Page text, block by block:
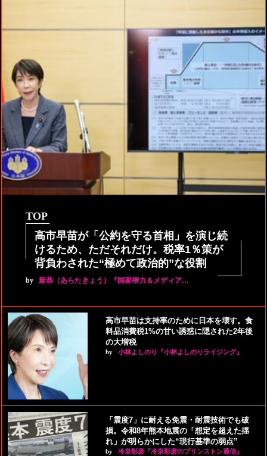
TOP
高市早苗が「公約を守る首相」を演じ続
けるため、ただそれだけ。税率1％策が
背負わされた“極めて政治的”な役割
by 新恭（あらたきょう）『国家権力＆メディア…
高市早苗は支持率のために日本を壊す。食
料品消費税1%の甘い誘惑に隠された2年後
の大増税
by 小林よしのり『小林よしのりライジング』
「震度7」に耐える免震・耐震技術でも破
損。令和8年熊本地震の「想定を超えた揺
れ」が明らかにした“現行基準の弱点”
by 冷泉彰彦『冷泉彰彦のプリンストン通信』